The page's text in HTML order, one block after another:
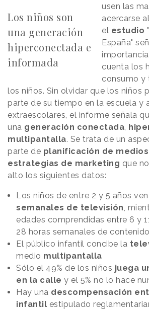
Los niños son
una generación
hiperconectada e
informada
usen las
acercarse
el estudio
España"
cuenta los
consumo y
los niños. Sin olvidar que los niños
parte de su tiempo en la escuela y
extraescolares, el informe señala
una generación conectada,
multipantalla. Se trata de un
parte de planificación de medios
estrategias de marketing que
alto los siguientes datos:
Los niños de entre 2 y 5 años ven
semanales de televisión,
edades comprendidas entre 6 y
28 horas semanales de
El público infantil concibe la
medio multipantalla
Sólo el 49% de los niños juega
en la calle y el 5% no lo hace
Hay una descompensación
infantil estipulado